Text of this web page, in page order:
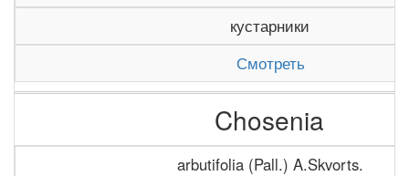
кустарники
Смотреть
Chosenia
arbutifolia (Pall.) A.Skvorts.